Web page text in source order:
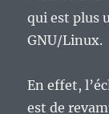
qui est plus
GNU/Linux.
En effet,
est de